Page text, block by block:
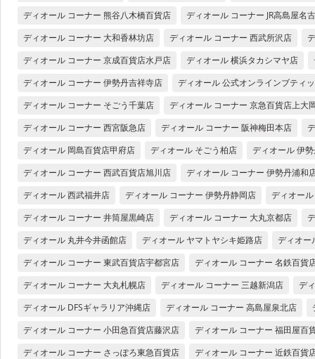
ディオール コーナー 熊谷八木橋百貨店
ディオール コーナー JR高島屋名
ディオール コーナー 大和香林坊店
ディオール コーナー 西武所沢店
ディオール コーナー 京成百貨店水戸店
ディオール 横浜タカシマヤ店
ディオール コーナー 伊勢丹吉祥寺店
ディオール 公式オンラインブティ
ディオール コーナー そごう千葉店
ディオール コーナー 京急百貨店上大
ディオール コーナー 西宮阪急店
ディオール コーナー 阪神梅田本店
ディオール 岡島百貨店甲府店
ディオール そごう柏店
ディオール 伊
ディオール コーナー 西武百貨店旭川店
ディオール コーナー 伊勢丹浦和
ディオール 西武福井店
ディオール コーナー 伊勢丹静岡店
ディオー
ディオール コーナー 井筒屋黒崎店
ディオール コーナー 大丸京都店
ディオール 丸井今井函館店
ディオール ヤマトヤシキ姫路店
ディオー
ディオール コーナー 東武百貨店宇都宮店
ディオール コーナー 名鉄百貨
ディオール コーナー 大丸札幌店
ディオール コーナー 三越新潟店
デ
ディオール DFSギャラリア沖縄店
ディオール コーナー 高島屋泉北店
ディオール コーナー 小田急百貨店藤沢店
ディオール コーナー 福田屋百
ディオール コーナー さっぽろ東急百貨店
ディオール コーナー 近鉄百貨